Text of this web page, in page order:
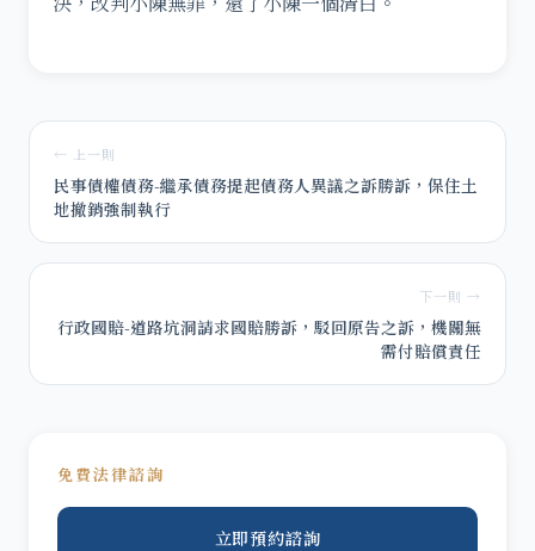
← 上一則
民事債權債務-繼承債務提起債務人異議之訴勝訴，保住土
地撤銷強制執行
下一則 →
行政國賠-道路坑洞請求國賠勝訴，駁回原告之訴，機關無
需付賠償責任
免費法律諮詢
立即預約諮詢